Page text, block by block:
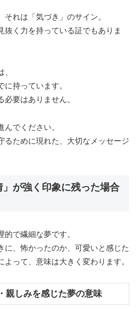
れは「気づき」のサイン。
抜く力を持っている証でもありま
に持っています。
要はありません。
んでください。
るために現れた、大切なメッセージ
が強く印象に残った場合
で繊細な夢です。
に、怖かったのか、可愛いと感じた
よって、意味は大きく変わります。
親しみを感じた夢の意味